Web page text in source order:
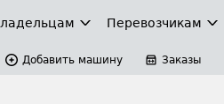
Перевозчикам
Добавить машину Заказы